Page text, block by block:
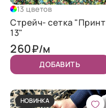
13 цветов
Стрейч- сетка "Принт
13"
260₽/м
ДОБАВИТЬ
НОВИНКА